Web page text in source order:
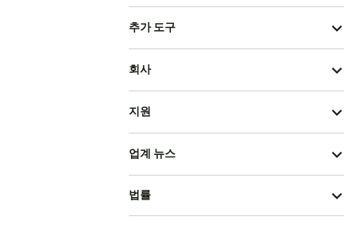
추가 도구
회사
지원
업계 뉴스
법률